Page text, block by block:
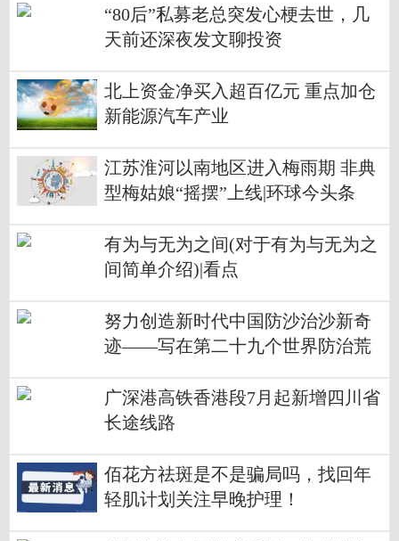
“80后”私募老总突发心梗去世，几
天前还深夜发文聊投资
北上资金净买入超百亿元 重点加仓
新能源汽车产业
江苏淮河以南地区进入梅雨期 非典
型梅姑娘“摇摆”上线|环球今头条
有为与无为之间(对于有为与无为之
间简单介绍)|看点
努力创造新时代中国防沙治沙新奇
迹——写在第二十九个世界防治荒
广深港高铁香港段7月起新增四川省
长途线路
佰花方祛斑是不是骗局吗，找回年
轻肌计划关注早晚护理！